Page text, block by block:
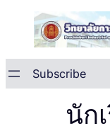
content
Subscribe
นัก